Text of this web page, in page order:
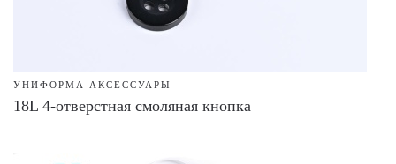
УНИФОРМА АКСЕССУАРЫ
18L 4-отверстная смоляная кнопка